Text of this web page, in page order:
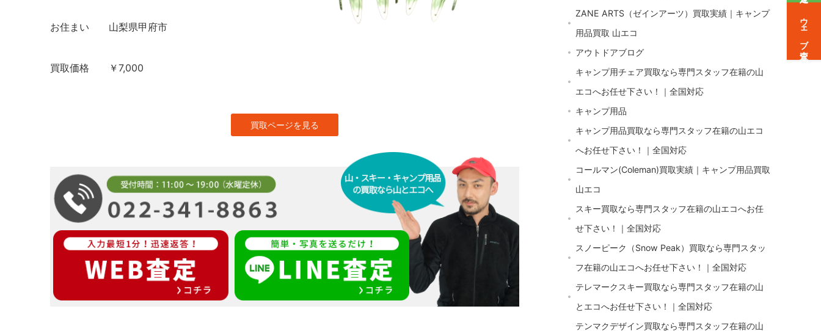
お住まい 山梨県甲府市
買取価格 ￥7,000
買取ページを見る
ZANE ARTS（ゼインアーツ）買取実績｜キャンプ
用品買取 山エコ
アウトドアブログ
キャンプ用チェア買取なら専門スタッフ在籍の山
エコへお任せ下さい！｜全国対応
キャンプ用品
キャンプ用品買取なら専門スタッフ在籍の山エコ
へお任せ下さい！｜全国対応
コールマン(Coleman)買取実績｜キャンプ用品買取
山エコ
スキー買取なら専門スタッフ在籍の山エコへお任
せ下さい！｜全国対応
スノーピーク（Snow Peak）買取なら専門スタッ
フ在籍の山エコへお任せ下さい！｜全国対応
テレマークスキー買取なら専門スタッフ在籍の山
とエコへお任せ下さい！｜全国対応
テンマクデザイン買取なら専門スタッフ在籍の山
ウェブ査定